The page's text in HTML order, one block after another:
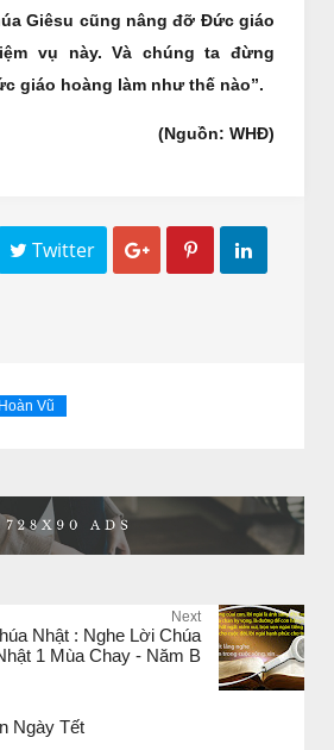
Giêsu cũng nâng đỡ Đức giáo
vụ này. Và chúng ta đừng
giáo hoàng làm như thế nào”.
(Nguồn: WHĐ)
 Twitter   
Vũ
Next
Nhật : Nghe Lời Chúa
1 Mùa Chay - Năm B
Ngày Tết